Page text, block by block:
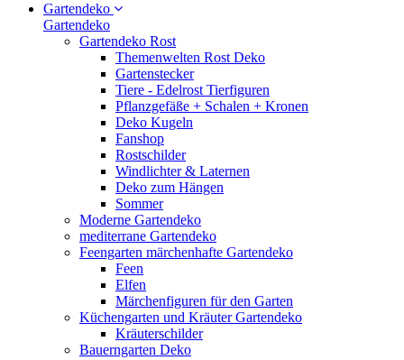
Gartendeko
Gartendeko
Gartendeko Rost
Themenwelten Rost Deko
Gartenstecker
Tiere - Edelrost Tierfiguren
Pflanzgefäße + Schalen + Kronen
Deko Kugeln
Fanshop
Rostschilder
Windlichter & Laternen
Deko zum Hängen
Sommer
Moderne Gartendeko
mediterrane Gartendeko
Feengarten märchenhafte Gartendeko
Feen
Elfen
Märchenfiguren für den Garten
Küchengarten und Kräuter Gartendeko
Kräuterschilder
Bauerngarten Deko